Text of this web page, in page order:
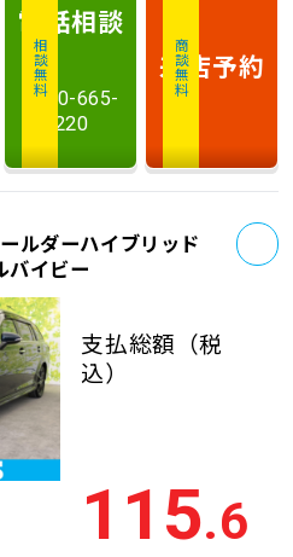
相談無料
電話相談
0120-665-
220
商談無料
来店予約
ルダーハイブリッド
バイビー
支払総額 （税
込）
115.6